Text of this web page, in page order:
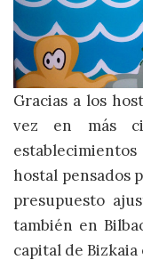
Gracias a los
vez en más
hostal pensados
presupuesto
también en
capital de